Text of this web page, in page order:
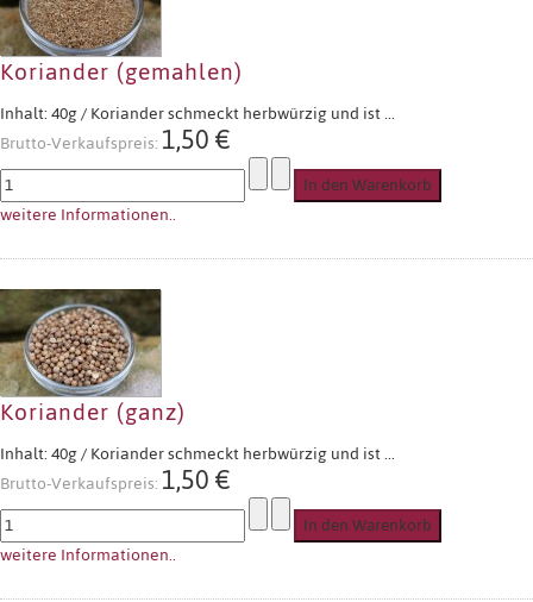
Koriander (gemahlen)
Inhalt: 40g / Koriander schmeckt herbwürzig und ist ...
Brutto-Verkaufspreis:1,50 €
weitere Informationen..
Koriander (ganz)
Inhalt: 40g / Koriander schmeckt herbwürzig und ist ...
Brutto-Verkaufspreis:1,50 €
weitere Informationen..